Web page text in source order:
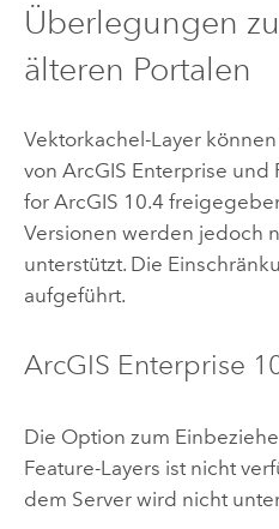
Überlegungen
älteren Portalen
Vektorkachel-Layer
von ArcGIS Enterprise und
for ArcGIS 10.4
Versionen werden jedoch
unterstützt. Die
aufgeführt.
ArcGIS Enterprise
Die Option zum
Feature-Layers ist nicht
dem Server wird nicht